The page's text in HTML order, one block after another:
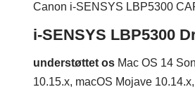
Canon i-SENSYS LBP5300
i-SENSYS LBP5300
understøttet os Mac OS 14
10.15.x, macOS Mojave